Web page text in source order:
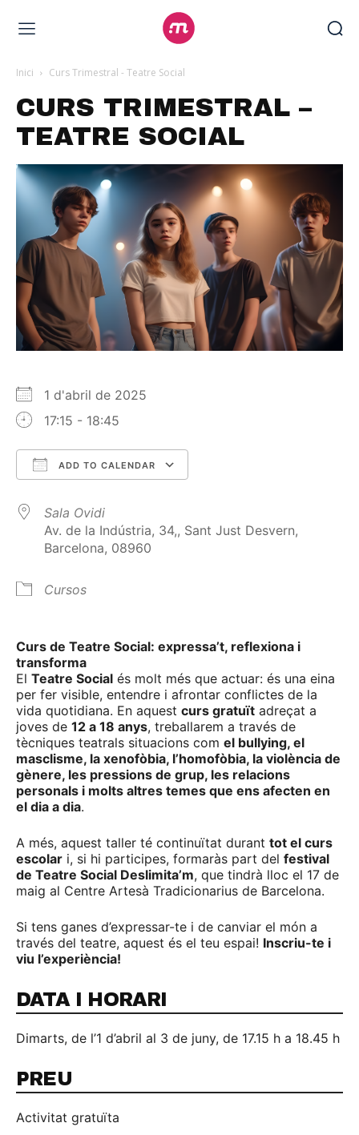
Inici Curs Trimestral - Teatre Social
CURS TRIMESTRAL –
TEATRE SOCIAL
1 d'abril de 2025
17:15 - 18:45
ADD TO CALENDAR
Sala Ovidi
Av. de la Indústria, 34,, Sant Just Desvern,
Barcelona, 08960
Cursos
Curs de Teatre Social: expressa’t, reflexiona i
transforma
El Teatre Social és molt més que actuar: és una eina
per fer visible, entendre i afrontar conflictes de la
vida quotidiana. En aquest curs gratuït adreçat a
joves de 12 a 18 anys, treballarem a través de
tècniques teatrals situacions com el bullying, el
masclisme, la xenofòbia, l’homofòbia, la violència de
gènere, les pressions de grup, les relacions
personals i molts altres temes que ens afecten en
el dia a dia.
A més, aquest taller té continuïtat durant tot el curs
escolar i, si hi participes, formaràs part del festival
de Teatre Social Deslimita’m, que tindrà lloc el 17 de
maig al Centre Artesà Tradicionarius de Barcelona.
Si tens ganes d’expressar-te i de canviar el món a
través del teatre, aquest és el teu espai! Inscriu-te i
viu l’experiència!
DATA I HORARI
Dimarts, de l’1 d’abril al 3 de juny, de 17.15 h a 18.45 h
PREU
Activitat gratuïta